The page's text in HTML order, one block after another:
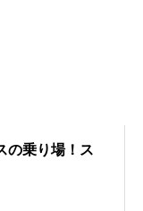
の乗り場！ス